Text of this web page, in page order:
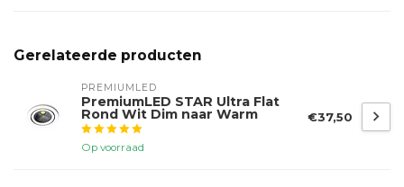
Gerelateerde producten
PREMIUMLED
PremiumLED STAR Ultra Flat
Rond Wit Dim naar Warm
Op voorraad
€37,50